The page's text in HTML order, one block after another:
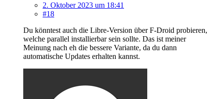
2. Oktober 2023 um 18:41
#18
Du könntest auch die Libre-Version über F-Droid probieren,
welche parallel installierbar sein sollte. Das ist meiner
Meinung nach eh die bessere Variante, da du dann
automatische Updates erhalten kannst.